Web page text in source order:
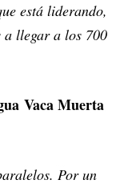
está liderando,
a llegar a los 700
Vaca Muerta
Por un